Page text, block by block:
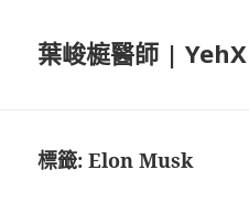
葉峻榳醫師 | YehX
標籤:Elon Musk